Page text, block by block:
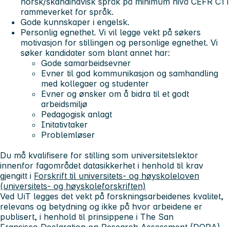
rammeverket for språk.
Gode kunnskaper i engelsk.
Personlig egnethet. Vi vil legge vekt på søkers
motivasjon for stillingen og personlige egnethet. Vi
søker kandidater som blant annet har:
Gode samarbeidsevner
Evner til god kommunikasjon og samhandling
med kollegaer og studenter
Evner og ønsker om å bidra til et godt
arbeidsmiljø
Pedagogisk anlagt
Initativtaker
Problemløser
Du må kvalifisere for stilling som universitetslektor
innenfor fagområdet datasikkerhet i henhold til krav
gjengitt i Forskrift til universitets- og høyskoleloven
(universitets- og høyskoleforskriften)
Ved UiT legges det vekt på forskningsarbeidenes kvalitet,
relevans og betydning og ikke på hvor arbeidene er
publisert, i henhold til prinsippene i The San